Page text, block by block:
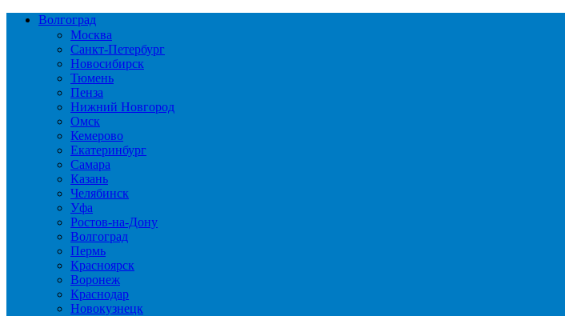
Волгоград
Москва
Санкт-Петербург
Новосибирск
Тюмень
Пенза
Нижний Новгород
Омск
Кемерово
Екатеринбург
Самара
Казань
Челябинск
Уфа
Ростов-на-Дону
Волгоград
Пермь
Красноярск
Воронеж
Краснодар
Новокузнецк